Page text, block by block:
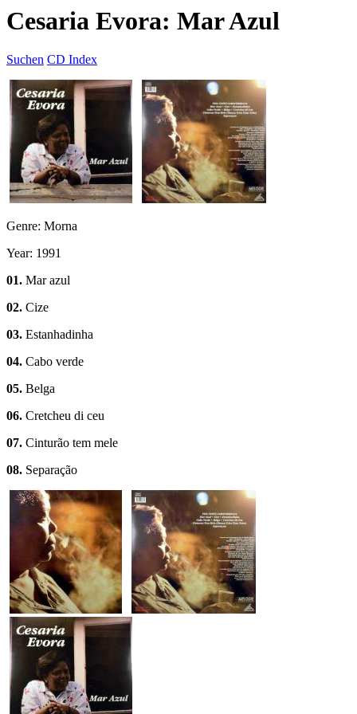
Cesaria Evora: Mar Azul
Suchen CD Index
Genre: Morna
Year: 1991
01. Mar azul
02. Cize
03. Estanhadinha
04. Cabo verde
05. Belga
06. Cretcheu di ceu
07. Cinturão tem mele
08. Separação